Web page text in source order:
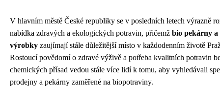
V hlavním městě České republiky se v posledních letech výrazně
nabídka zdravých a ekologických potravin, přičemž bio pekárny a
výrobky zaujímají stále důležitější místo v každodenním životě
Rostoucí povědomí o zdravé výživě a potřeba kvalitních potravin
chemických přísad vedou stále více lidí k tomu, aby vyhledávali
prodejny a pekárny zaměřené na biopotraviny.